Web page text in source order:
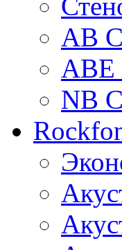
AB
ABE
NB